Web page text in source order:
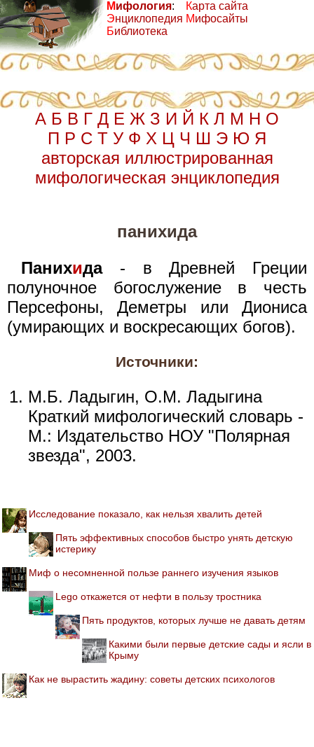
Мифология:
Энциклопедия
Библиотека
Карта сайта
Мифосайты
А Б В Г Д Е Ж З И Й К Л М Н О
П Р С Т У Ф Х Ц Ч Ш Э Ю Я
авторская иллюстрированная
мифологическая энциклопедия
панихида
Панихида- в Древней Греции
полуночное богослужение в честь
Персефоны, Деметры или Диониса
(умирающих и воскресающих богов).
Источники:
М.Б. Ладыгин, О.М. Ладыгина
Краткий мифологический словарь -
М.: Издательство НОУ "Полярная
звезда", 2003.
Исследование показало, как нельзя хвалить детей
Пять эффективных способов быстро унять детскую
истерику
Миф о несомненной пользе раннего изучения языков
Lego откажется от нефти в пользу тростника
Пять продуктов, которых лучше не давать детям
Какими были первые детские сады и ясли в
Крыму
Как не вырастить жадину: советы детских психологов